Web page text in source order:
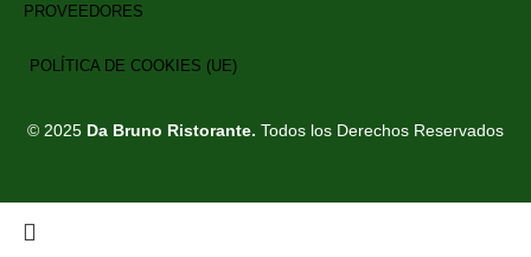
PROVEEDORES
POLÍTICA DE COOKIES (UE)
© 2025 Da Bruno Ristorante. Todos los Derechos Reservados